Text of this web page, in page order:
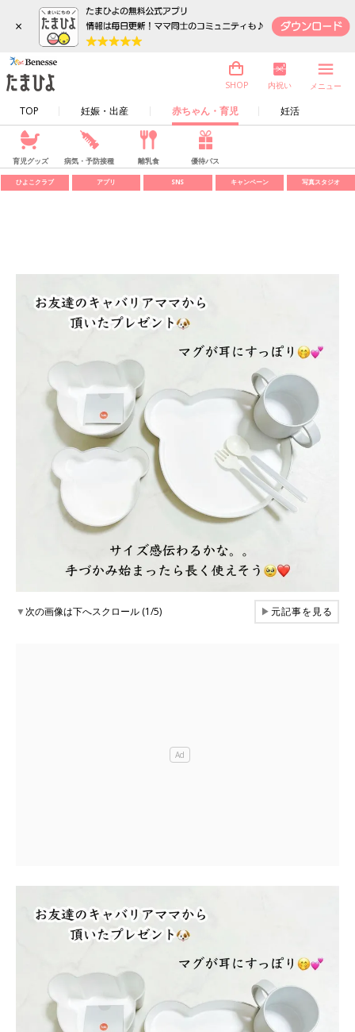
×
TOP 妊娠・出産 赤ちゃん・育児 妊活
SHOP 内祝い メニュー
育児グッズ 病気・予防接種 離乳食 優待パス
ひよこクラブ アプリ SNS キャンペーン 写真スタジオ
▼次の画像は下へスクロール (1/5) ▶元記事を見る